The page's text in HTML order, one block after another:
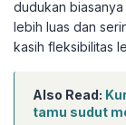
dudukan
lebih luas dan
kasih fleksibilitas
Also Read:
tamu sudut